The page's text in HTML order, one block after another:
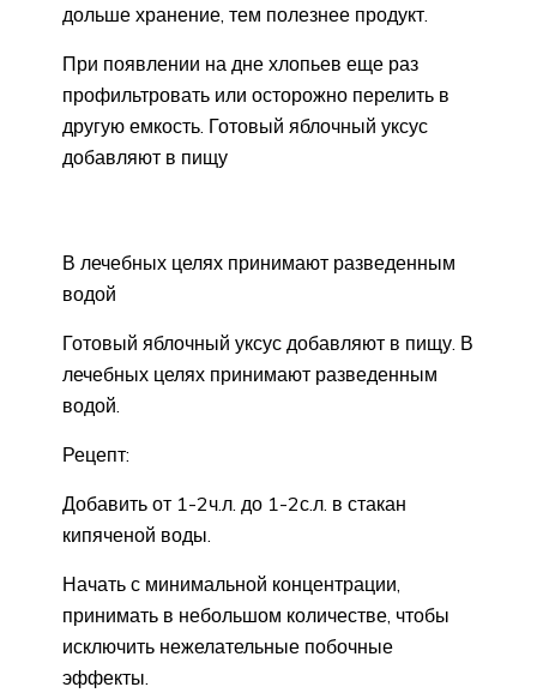
дольше хранение, тем полезнее продукт.
При появлении на дне хлопьев еще раз
профильтровать или осторожно перелить в
другую емкость. Готовый яблочный уксус
добавляют в пищу
В лечебных целях принимают разведенным
водой
Готовый яблочный уксус добавляют в пищу. В
лечебных целях принимают разведенным
водой.
Рецепт:
Добавить от 1-2ч.л. до 1-2с.л. в стакан
кипяченой воды.
Начать с минимальной концентрации,
принимать в небольшом количестве, чтобы
исключить нежелательные побочные
эффекты.